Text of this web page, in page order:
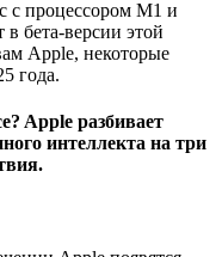
с процессором M1 и
бета-версии этой
Apple, некоторые
года.
Apple разбивает
интеллекта на три